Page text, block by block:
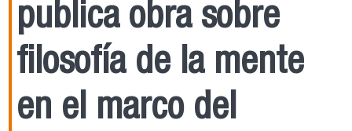
publica obra sobre
filosofía de la mente
en el marco del